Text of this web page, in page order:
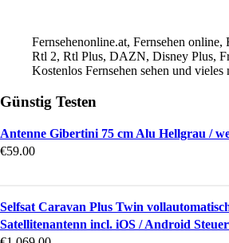
Fernsehenonline.at, Fernsehen online,
Rtl 2, Rtl Plus, DAZN, Disney Plus,
Kostenlos Fernsehen sehen und vieles
Günstig Testen
Antenne Gibertini 75 cm Alu Hellgrau /
€59.00
Selfsat Caravan Plus Twin
Satellitenantenn incl. iOS / Android